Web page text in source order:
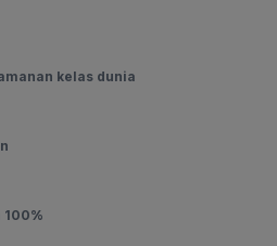
kelas dunia
100%